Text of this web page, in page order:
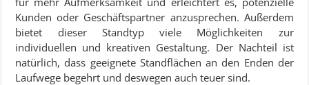
Kunden oder Geschäftspartner anzusprechen. Außerdem
bietet dieser Standtyp viele Möglichkeiten zur
individuellen und kreativen Gestaltung. Der Nachteil ist
natürlich, dass geeignete Standflächen an den Enden der
Laufwege begehrt und deswegen auch teuer sind.